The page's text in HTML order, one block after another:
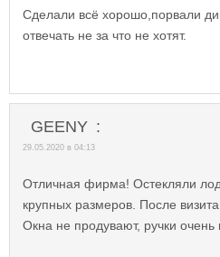
Сделали всё хорошо,порвали
отвечать не за что не хотят.
GEENY :
29.05.2020 в 04:13
Отличная фирма! Остекляли
крупных размеров. После
Окна не продувают, ручки